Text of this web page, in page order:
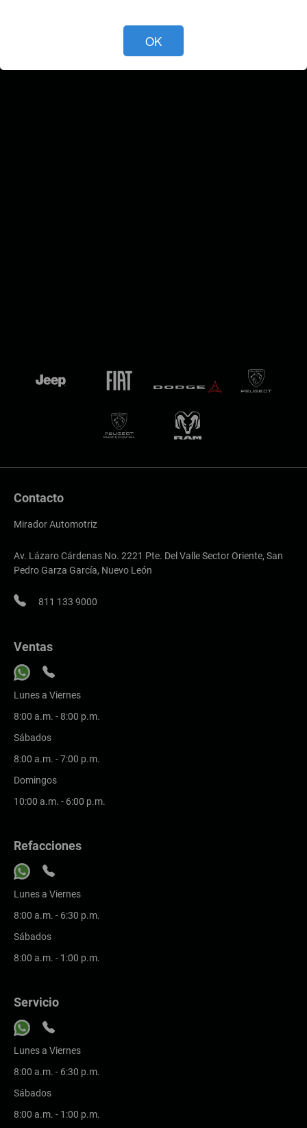
Contacto
Mirador Automotriz
Av. Lázaro Cárdenas No. 2221 Pte. Del Valle Sector Oriente, San
Pedro Garza García, Nuevo León
811 133 9000
Ventas
Lunes a Viernes
8:00 a.m. - 8:00 p.m.
Sábados
8:00 a.m. - 7:00 p.m.
Domingos
10:00 a.m. - 6:00 p.m.
Refacciones
Lunes a Viernes
8:00 a.m. - 6:30 p.m.
Sábados
8:00 a.m. - 1:00 p.m.
Servicio
Lunes a Viernes
8:00 a.m. - 6:30 p.m.
Sábados
8:00 a.m. - 1:00 p.m.
OK